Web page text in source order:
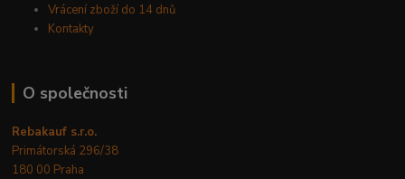
Vrácení zboží do 14 dnů
Kontakty
O společnosti
Rebakauf s.r.o.
Primátorská 296/38
180 00 Praha